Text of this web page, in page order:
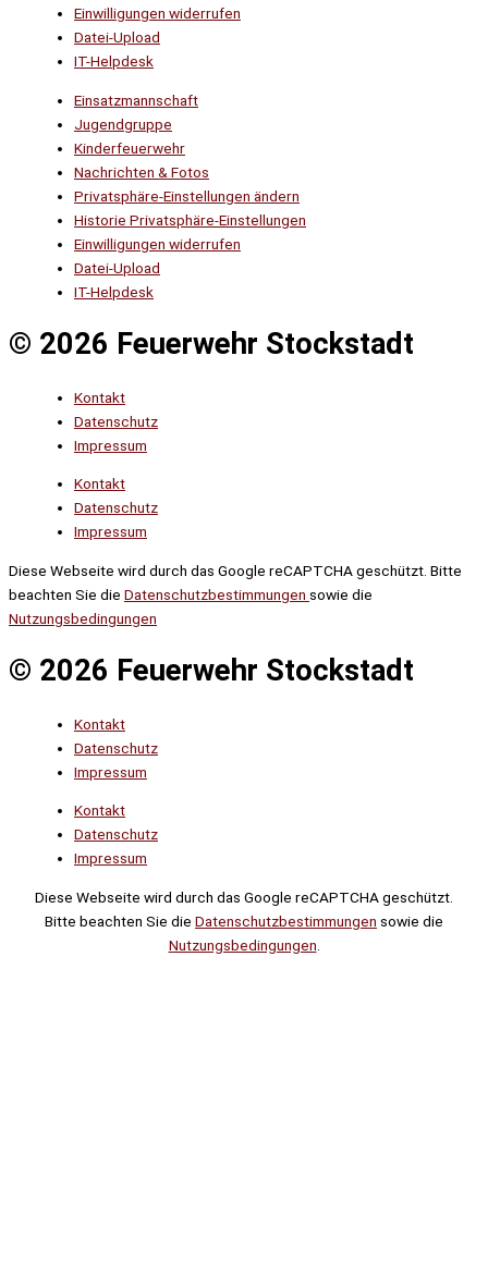
Einwilligungen widerrufen
Datei-Upload
IT-Helpdesk
Einsatzmannschaft
Jugendgruppe
Kinderfeuerwehr
Nachrichten & Fotos
Privatsphäre-Einstellungen ändern
Historie Privatsphäre-Einstellungen
Einwilligungen widerrufen
Datei-Upload
IT-Helpdesk
© 2026 Feuerwehr Stockstadt
Kontakt
Datenschutz
Impressum
Kontakt
Datenschutz
Impressum
Diese Webseite wird durch das Google reCAPTCHA geschützt. Bitte
beachten Sie die Datenschutzbestimmungen sowie die
Nutzungsbedingungen
© 2026 Feuerwehr Stockstadt
Kontakt
Datenschutz
Impressum
Kontakt
Datenschutz
Impressum
Diese Webseite wird durch das Google reCAPTCHA geschützt.
Bitte beachten Sie die Datenschutzbestimmungen sowie die
Nutzungsbedingungen